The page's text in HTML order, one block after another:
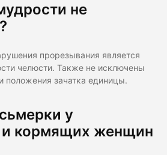
не
прорезывания является
челюсти. Также не исключены
зачатка единицы.
у
кормящих женщин